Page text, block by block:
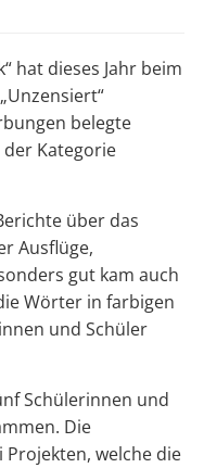
hat dieses Jahr beim
belegte
der Kategorie
über das
Ausflüge,
gut kam auch
Wörter in farbigen
und Schüler
Schülerinnen und
Die
welche die